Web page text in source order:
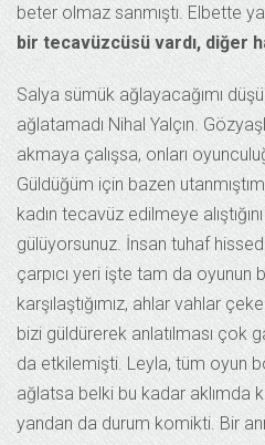
beter olmaz sanmıştı. Elbette
bir tecavüzcüsü vardı, diğer
Salya sümük ağlayacağımı
ağlatamadı Nihal Yalçın.
akmaya çalışsa, onları
Güldüğüm için bazen
kadın tecavüz edilmeye
gülüyorsunuz. İnsan tuhaf
çarpıcı yeri işte tam da oyunun
karşılaştığımız, ahlar vahlar
bizi güldürerek anlatılması çok
da etkilemişti. Leyla, tüm oyun
ağlatsa belki bu kadar aklımda
yandan da durum komikti. Bir